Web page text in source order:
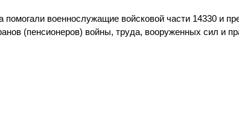
военнослужащие войсковой части 14330 и
(пенсионеров) войны, труда, вооруженных сил и